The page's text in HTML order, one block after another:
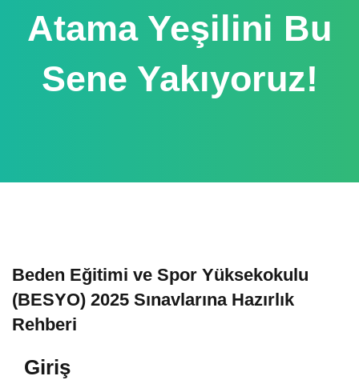
Atama Yeşilini Bu
Sene Yakıyoruz!
Beden Eğitimi ve Spor Yüksekokulu
(BESYO) 2025 Sınavlarına Hazırlık
Rehberi
Giriş